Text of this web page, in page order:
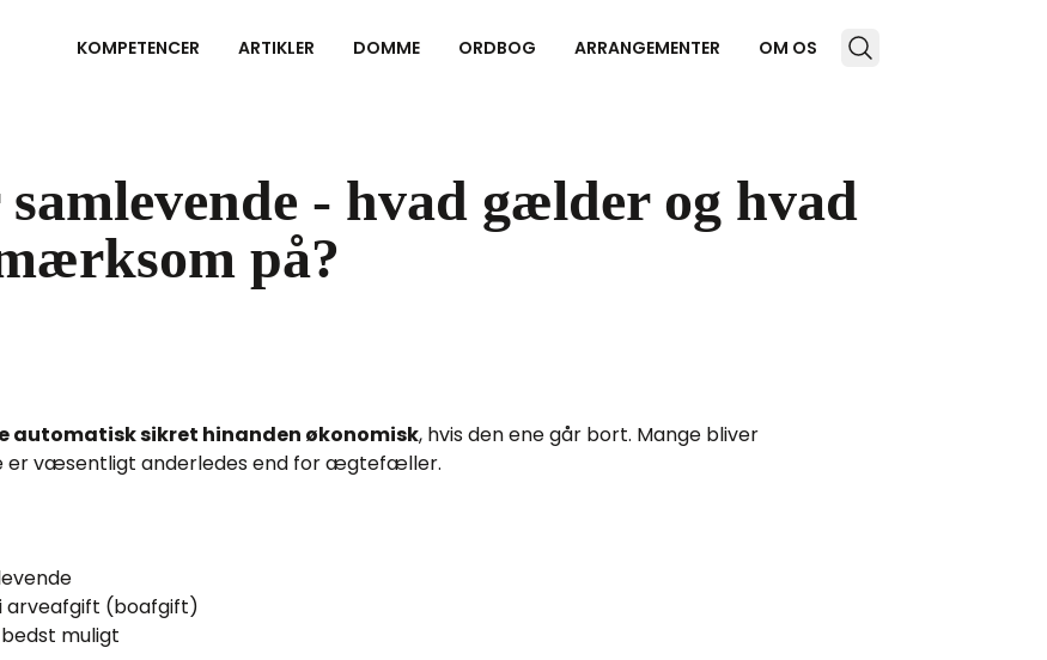
KOMPETENCER ARTIKLER DOMME ORDBOG ARRANGEMENTER OM OS
- hvad gælder og hvad
på?
automatisk sikret hinanden økonomisk, hvis den ene går bort. Mange bliver
er væsentligt anderledes end for ægtefæller.
arveafgift (boafgift)
muligt